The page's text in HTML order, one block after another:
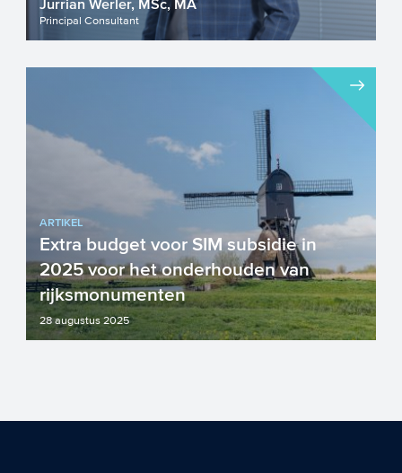
Jurrian Werler, MSc, MA
Principal Consultant
ARTIKEL
Extra budget voor SIM subsidie in
2025 voor het onderhouden van
rijksmonumenten
28 augustus 2025
mogelijk gebruikmaken va...